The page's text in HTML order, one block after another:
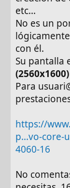
etc...
No es un
con él.
Su pantalla
Para
https://
p...vo-core-
4060-16
No